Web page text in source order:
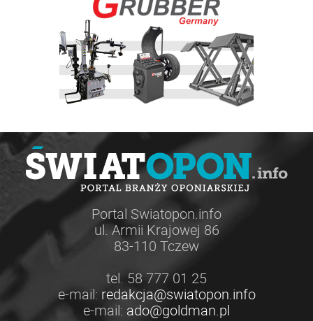
Portal Swiatopon.info
ul. Armii Krajowej 86
83-110 Tczew
tel. 58 777 01 25
e-mail: redakcja@swiatopon.info
e-mail: ado@goldman.pl